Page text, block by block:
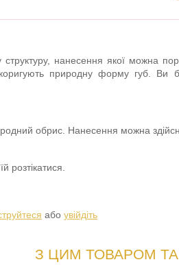
структуру, нанесення якої можна
природну форму губ. Ви
обрис. Нанесення можна
розтікатися.
або увійдіть
З ЦИМ ТОВАРОМ